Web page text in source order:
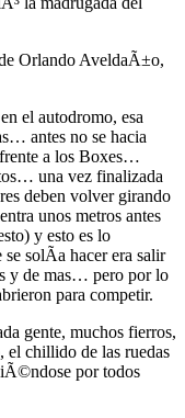
Orlando AveldaÃ±o,
el autodromo, esa
antes no se hacia
a los Boxes…
una vez finalizada
deben volver girando
unos metros antes
y esto es lo
solÃ­a hacer era salir
y de mas… pero por lo
para competir.
gente, muchos fierros,
el chillido de las ruedas
por todos